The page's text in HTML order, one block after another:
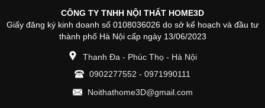
CÔNG TY TNHH NỘI THẤT HOME3D
Giấy đăng ký kinh doanh số 0108036026 do sở kế hoạch và đầu tư
thành phố Hà Nội cấp ngày 13/06/2023
Thanh Đa - Phúc Thọ - Hà Nội
0902277552 - 0971990111
Noithathome3D@gmail.com